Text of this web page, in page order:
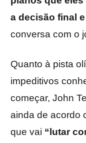
a decisão final e
conversa com o
Quanto à pista
impeditivos
começar, John
ainda de acordo
que vai “lutar